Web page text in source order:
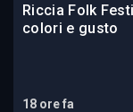
Riccia Folk
colori e gusto
18 ore fa